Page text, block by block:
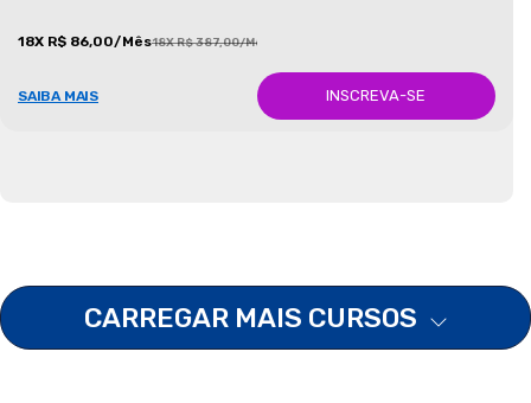
18X R$ 86,00/Mês18X R$ 387,00/Mês
SAIBA MAIS INSCREVA-SE
CARREGAR MAIS CURSOS